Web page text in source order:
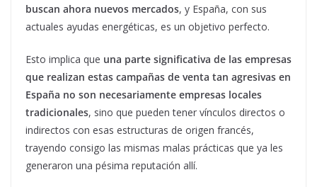
buscan ahora nuevos mercados, y España, con sus
actuales ayudas energéticas, es un objetivo perfecto.
Esto implica que una parte significativa de las empresas
que realizan estas campañas de venta tan agresivas en
España no son necesariamente empresas locales
tradicionales, sino que pueden tener vínculos directos o
indirectos con esas estructuras de origen francés,
trayendo consigo las mismas malas prácticas que ya les
generaron una pésima reputación allí.